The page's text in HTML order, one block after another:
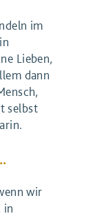
im
Lieben,
dann
selbst
wir
in